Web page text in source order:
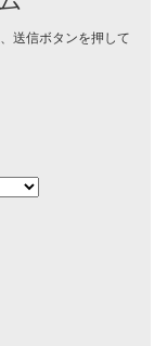
送信ボタンを押して